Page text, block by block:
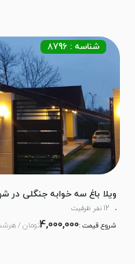
ویلا باغ سه خوابه جنگلی در
شناسه : 8796
12 نفر ظرفیت
شروع قیمت :4,000,000تومان /